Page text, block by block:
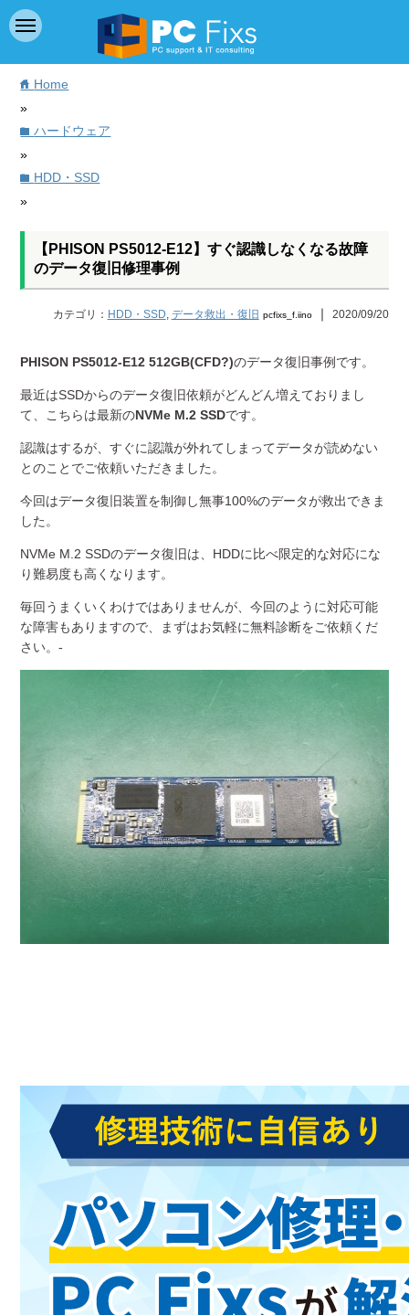
home Home
»
folderハードウェア
»
folder HDD・SSD
»
【PHISON PS5012-E12】すぐ認識しなくなる故障
のデータ復旧修理事例
カテゴリ： HDD・SSD, データ救出・復旧 pcfixs_f.iino｜ 2020/09/20
PHISON PS5012-E12 512GB(CFD?)のデータ復旧事例です。
最近はSSDからのデータ復旧依頼がどんどん増えておりまし
て、こちらは最新のNVMe M.2 SSDです。
認識はするが、すぐに認識が外れてしまってデータが読めない
とのことでご依頼いただきました。
今回はデータ復旧装置を制御し無事100%のデータが救出できま
した。
NVMe M.2 SSDのデータ復旧は、HDDに比べ限定的な対応にな
り難易度も高くなります。
毎回うまくいくわけではありませんが、今回のように対応可能
な障害もありますので、まずはお気軽に無料診断をご依頼くだ
さい。-